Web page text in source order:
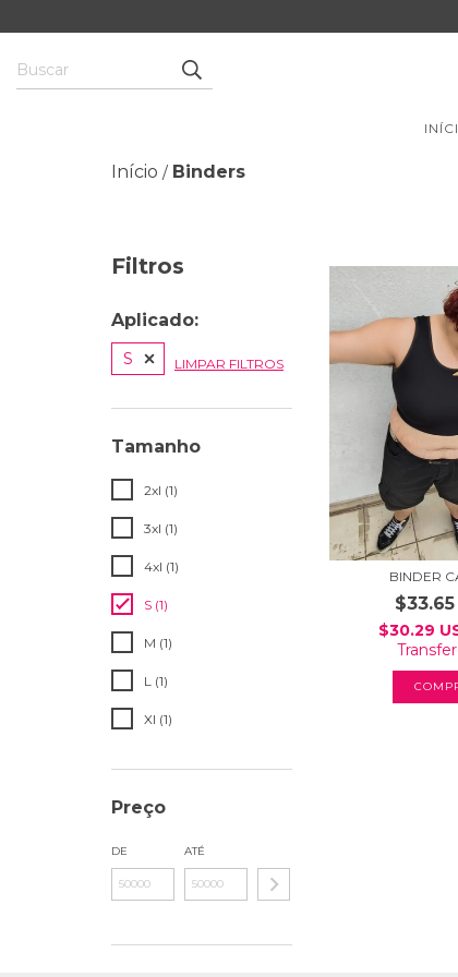
Início / Binders
Filtros
Aplicado:
S LIMPAR FILTROS
Tamanho
2xl (1)
3xl (1)
4xl (1)
S (1)
M (1)
L (1)
Xl (1)
Preço
DE ATÉ
BINDER
$33.65
$30.29